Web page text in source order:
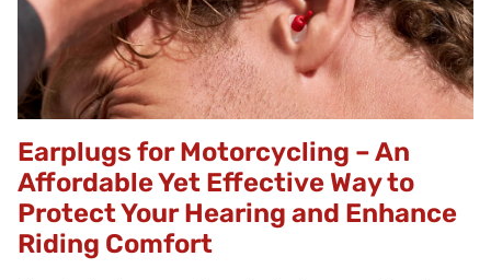
Earplugs for Motorcycling – An
Affordable Yet Effective Way to
Protect Your Hearing and Enhance
Riding Comfort